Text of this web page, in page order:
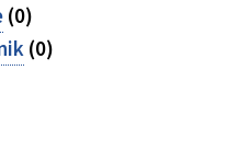
(0)
(0)